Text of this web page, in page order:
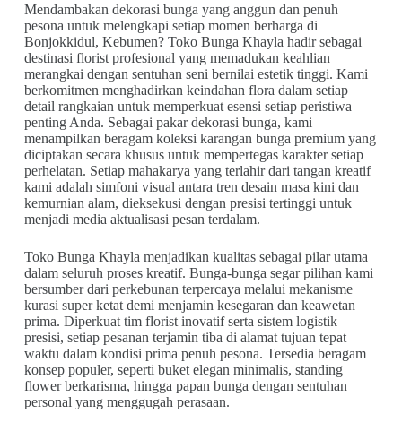
Mendambakan dekorasi bunga yang anggun dan penuh
pesona untuk melengkapi setiap momen berharga di
Bonjokkidul, Kebumen? Toko Bunga Khayla hadir sebagai
destinasi florist profesional yang memadukan keahlian
merangkai dengan sentuhan seni bernilai estetik tinggi. Kami
berkomitmen menghadirkan keindahan flora dalam setiap
detail rangkaian untuk memperkuat esensi setiap peristiwa
penting Anda. Sebagai pakar dekorasi bunga, kami
menampilkan beragam koleksi karangan bunga premium yang
diciptakan secara khusus untuk mempertegas karakter setiap
perhelatan. Setiap mahakarya yang terlahir dari tangan kreatif
kami adalah simfoni visual antara tren desain masa kini dan
kemurnian alam, dieksekusi dengan presisi tertinggi untuk
menjadi media aktualisasi pesan terdalam.
Toko Bunga Khayla menjadikan kualitas sebagai pilar utama
dalam seluruh proses kreatif. Bunga-bunga segar pilihan kami
bersumber dari perkebunan terpercaya melalui mekanisme
kurasi super ketat demi menjamin kesegaran dan keawetan
prima. Diperkuat tim florist inovatif serta sistem logistik
presisi, setiap pesanan terjamin tiba di alamat tujuan tepat
waktu dalam kondisi prima penuh pesona. Tersedia beragam
konsep populer, seperti buket elegan minimalis, standing
flower berkarisma, hingga papan bunga dengan sentuhan
personal yang menggugah perasaan.